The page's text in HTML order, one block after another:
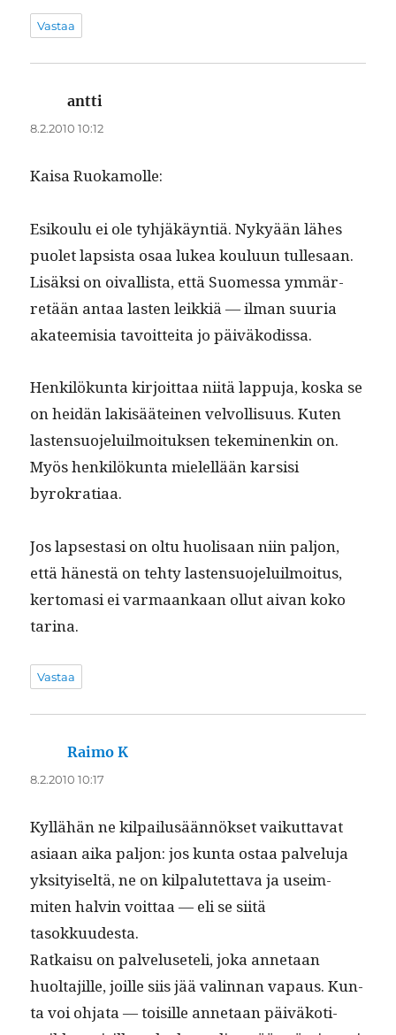
Vastaa
antti
8.2.2010 10:12
Kaisa Ruokamolle:
Esik­oulu ei ole tyhjäkäyn­tiä. Nykyään läh­es
puo­let lap­sista osaa lukea koulu­un tulle­saan.
Lisäk­si on oival­lista, että Suomes­sa ymmär­
retään antaa las­ten leikkiä — ilman suuria
aka­teemisia tavoit­tei­ta jo päiväkodissa.
Henkilökun­ta kir­joit­taa niitä lap­pu­ja, kos­ka se
on hei­dän lak­isääteinen velvol­lisu­us. Kuten
las­ten­suo­jeluil­moituk­sen tekem­i­nenkin on.
Myös henkilökun­ta mielel­lään kar­sisi
byrokratiaa.
Jos laps­es­tasi on oltu huolisaan niin paljon,
että hänestä on tehty las­ten­suo­jeluil­moi­tus,
ker­tomasi ei var­maankaan ollut aivan koko
tarina.
Vastaa
Raimo K
8.2.2010 10:17
Kyl­lähän ne kil­pailusään­nök­set vaikut­ta­vat
asi­aan aika paljon: jos kun­ta ostaa palvelu­ja
yksi­tyiseltä, ne on kil­pa­lutet­ta­va ja useim­
miten halvin voit­taa — eli se siitä
tasokkuudesta.
Ratkaisu on palveluseteli, joka annetaan
huolta­jille, joille siis jää valin­nan vapaus. Kun­
ta voi ohja­ta — toisille annetaan päiväkoti­